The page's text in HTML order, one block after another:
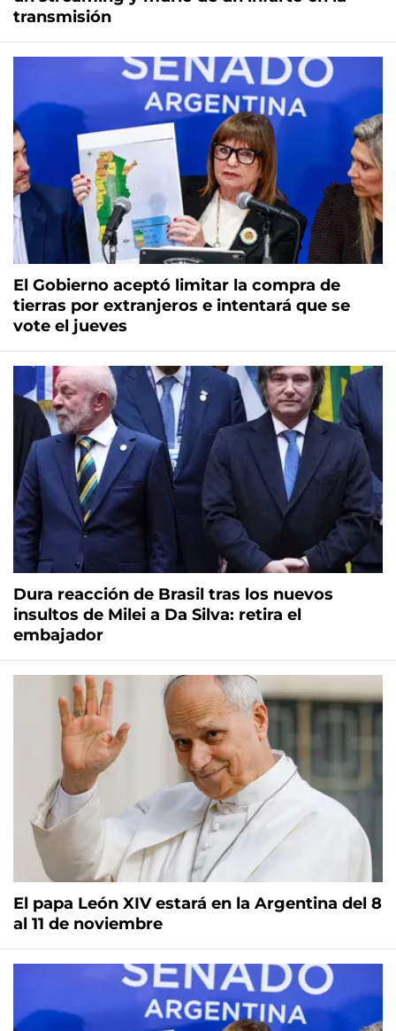
transmisión
El Gobierno aceptó limitar la compra de
tierras por extranjeros e intentará que se
vote el jueves
Dura reacción de Brasil tras los nuevos
insultos de Milei a Da Silva: retira el
embajador
El papa León XIV estará en la Argentina del 8
al 11 de noviembre